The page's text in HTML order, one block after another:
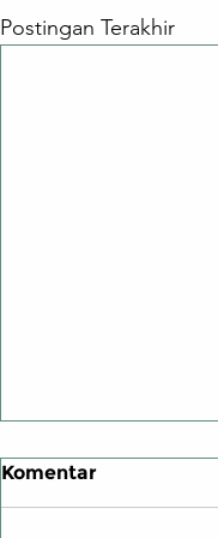
Postingan Terakhir
Komentar